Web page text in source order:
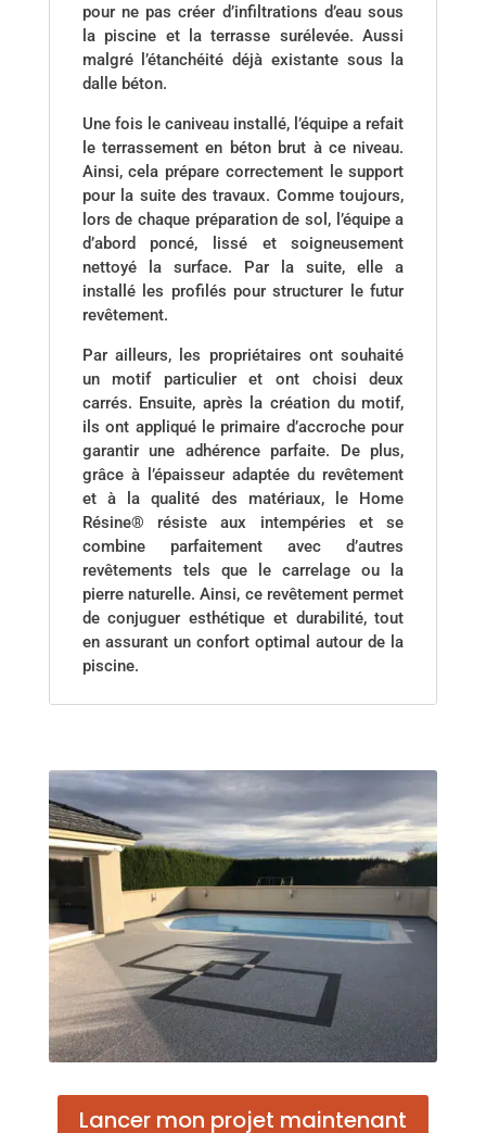
pour ne pas créer d’infiltrations d’eau sous
la piscine et la terrasse surélevée. Aussi
malgré l’étanchéité déjà existante sous la
dalle béton.
Une fois le caniveau installé, l’équipe a refait
le terrassement en béton brut à ce niveau.
Ainsi, cela prépare correctement le support
pour la suite des travaux. Comme toujours,
lors de chaque préparation de sol, l’équipe a
d’abord poncé, lissé et soigneusement
nettoyé la surface. Par la suite, elle a
installé les profilés pour structurer le futur
revêtement.
Par ailleurs, les propriétaires ont souhaité
un motif particulier et ont choisi deux
carrés. Ensuite, après la création du motif,
ils ont appliqué le primaire d’accroche pour
garantir une adhérence parfaite. De plus,
grâce à l’épaisseur adaptée du revêtement
et à la qualité des matériaux, le Home
Résine® résiste aux intempéries et se
combine parfaitement avec d’autres
revêtements tels que le carrelage ou la
pierre naturelle. Ainsi, ce revêtement permet
de conjuguer esthétique et durabilité, tout
en assurant un confort optimal autour de la
piscine.
Lancer mon projet maintenant